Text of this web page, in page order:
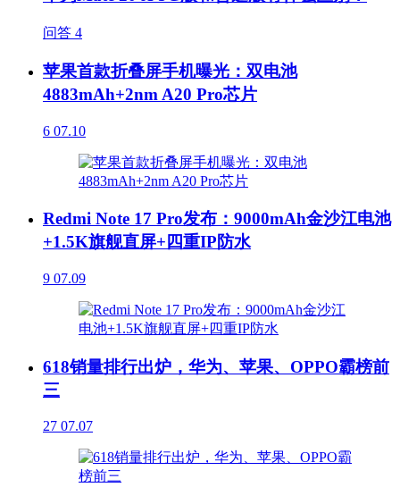
问答 4
苹果首款折叠屏手机曝光：双电池
4883mAh+2nm A20 Pro芯片
6 07.10
Redmi Note 17 Pro发布：9000mAh金沙江电池
+1.5K旗舰直屏+四重IP防水
9 07.09
618销量排行出炉，华为、苹果、OPPO霸榜前
三
27 07.07